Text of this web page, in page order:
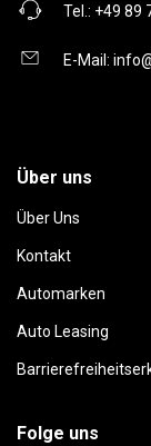
Tel.: +49 89
E-Mail:
Über uns
Über Uns
Kontakt
Automarken
Auto Leasing
Folge uns